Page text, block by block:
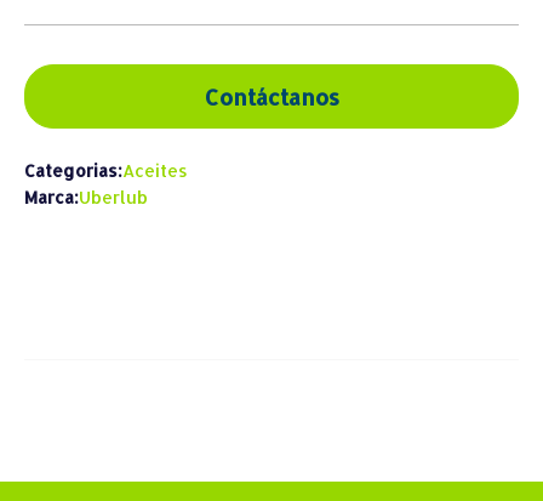
Contáctanos
Categorias:Aceites
Marca:Uberlub